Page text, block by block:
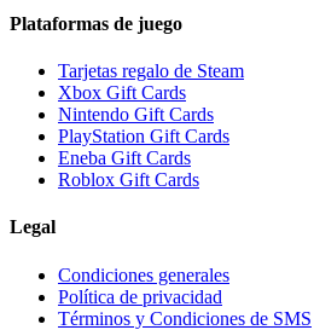
Plataformas de juego
Tarjetas regalo de Steam
Xbox Gift Cards
Nintendo Gift Cards
PlayStation Gift Cards
Eneba Gift Cards
Roblox Gift Cards
Legal
Condiciones generales
Política de privacidad
Términos y Condiciones de SMS